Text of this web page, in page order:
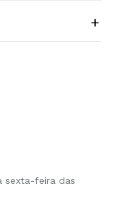
+
sexta-feira das